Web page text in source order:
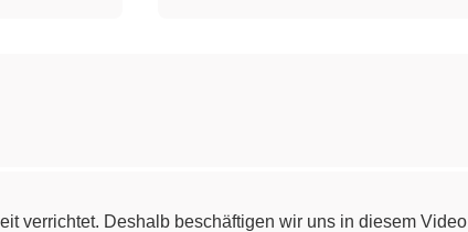
verrichtet. Deshalb beschäftigen wir uns in diesem Video